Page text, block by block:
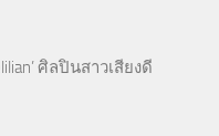
ศิลปินสาวเสียงดี